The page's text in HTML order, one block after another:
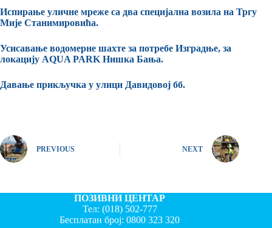
Испирање уличне мреже са два специјална возила на Тргу
Мије Станимировића.
Усисавање водомерне шахте за потребе Изградње, за
локацију AQUA PARK Нишка Бања.
Давање прикључка у улици Давидовој бб.
PREVIOUS NEXT
ПОЗИВНИ ЦЕНТАР
Тел: (018) 502-777
Бесплатан број:0800 323 320